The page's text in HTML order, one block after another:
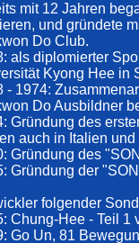
mit 12 Jahren
und gründete
Do Club.
als diplomierter
Kyong Hee in
- 1974:
Do Ausbildner
Gründung des
auch in Italien und
Gründung des
Gründung der
folgender
Chung-Hee - Teil 1
Go Un, 81